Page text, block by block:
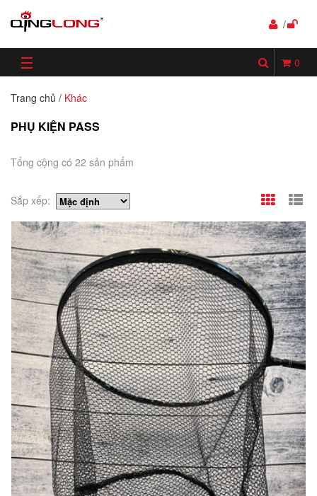
/
☰ 0
Trang chủ / Khác
PHỤ KIỆN PASS
Tổng cộng có 22 sản phẩm
Sắp xếp: